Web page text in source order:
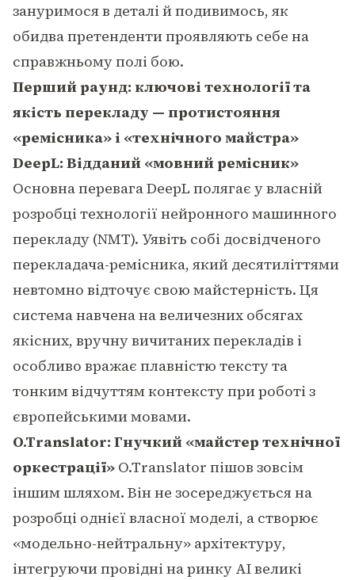
зануримося в деталі й подивимось, як
обидва претенденти проявляють себе на
справжньому полі бою.
Перший раунд: ключові технології та
якість перекладу — протистояння
«ремісника» і «технічного майстра»
DeepL: Відданий «мовний ремісник»
Основна перевага DeepL полягає у власній
розробці технології нейронного машинного
перекладу (NMT). Уявіть собі досвідченого
перекладача-ремісника, який десятиліттями
невтомно відточує свою майстерність. Ця
система навчена на величезних обсягах
якісних, вручну вичитаних перекладів і
особливо вражає плавністю тексту та
тонким відчуттям контексту при роботі з
європейськими мовами.
O.Translator: Гнучкий «майстер технічної
оркестрації» O.Translator пішов зовсім
іншим шляхом. Він не зосереджується на
розробці однієї власної моделі, а створює
«модельно-нейтральну» архітектуру,
інтегруючи провідні на ринку AI великі